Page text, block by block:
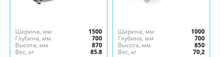
Ширина, мм
1500
Глубина, мм
700
Высота, мм
870
Вес, кг
85.8
Ширина, мм
1000
Глубина, мм
700
Высота, мм
850
Вес, кг
70,2